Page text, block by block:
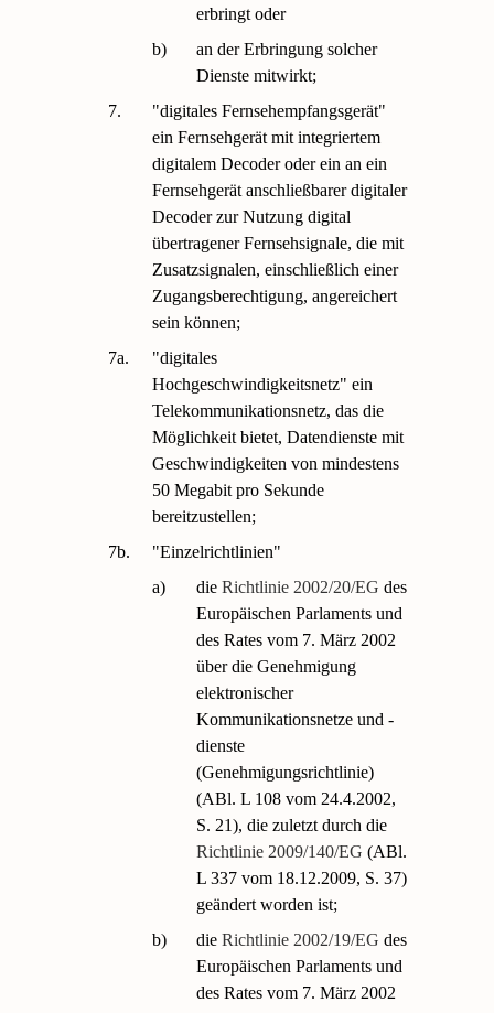
erbringt oder
b)
an der Erbringung solcher
Dienste mitwirkt;
7.
"digitales Fernsehempfangsgerät"
ein Fernsehgerät mit integriertem
digitalem Decoder oder ein an ein
Fernsehgerät anschließbarer digitaler
Decoder zur Nutzung digital
übertragener Fernsehsignale, die mit
Zusatzsignalen, einschließlich einer
Zugangsberechtigung, angereichert
sein können;
7a.
"digitales
Hochgeschwindigkeitsnetz" ein
Telekommunikationsnetz, das die
Möglichkeit bietet, Datendienste mit
Geschwindigkeiten von mindestens
50 Megabit pro Sekunde
bereitzustellen;
7b.
"Einzelrichtlinien"
a)
dieRichtlinie 2002/20/EG des
Europäischen Parlaments und
des Rates vom 7. März 2002
über die Genehmigung
elektronischer
Kommunikationsnetze und -
dienste
(Genehmigungsrichtlinie)
(ABl. L 108 vom 24.4.2002,
S. 21), die zuletzt durch die
Richtlinie 2009/140/EG (ABl.
L 337 vom 18.12.2009, S. 37)
geändert worden ist;
b)
dieRichtlinie 2002/19/EG des
Europäischen Parlaments und
des Rates vom 7. März 2002